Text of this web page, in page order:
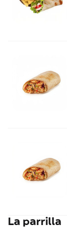
La parrilla